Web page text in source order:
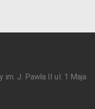
J. Pawła II ul. 1 Maja